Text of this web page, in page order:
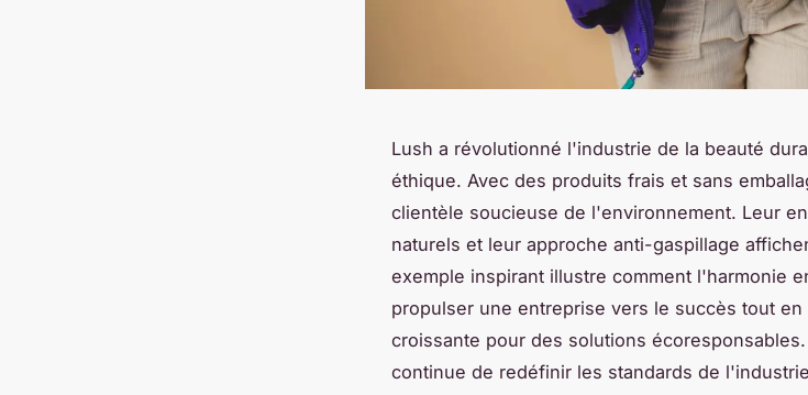
Lush a révolutionné l'industrie de la beauté
éthique. Avec des produits frais et sans
clientèle soucieuse de l'environnement. Leur
naturels et leur approche anti-gaspillage
exemple inspirant illustre comment l'harmonie
propulser une entreprise vers le succès tout
croissante pour des solutions
continue de redéfinir les standards de